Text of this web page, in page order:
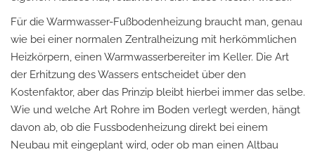
Für die Warmwasser-Fußbodenheizung braucht man, genau
wie bei einer normalen Zentralheizung mit herkömmlichen
Heizkörpern, einen Warmwasserbereiter im Keller. Die Art
der Erhitzung des Wassers entscheidet über den
Kostenfaktor, aber das Prinzip bleibt hierbei immer das selbe.
Wie und welche Art Rohre im Boden verlegt werden, hängt
davon ab, ob die Fussbodenheizung direkt bei einem
Neubau mit eingeplant wird, oder ob man einen Altbau